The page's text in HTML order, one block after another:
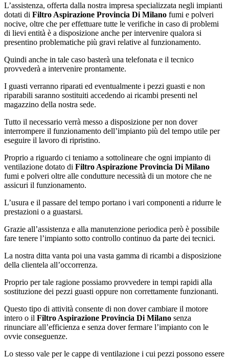
L’assistenza, offerta dalla nostra impresa specializzata negli impianti
dotati di Filtro Aspirazione Provincia Di Milano fumi e polveri
nocive, oltre che per effettuare tutte le verifiche in caso di problemi
di lievi entità è a disposizione anche per intervenire qualora si
presentino problematiche più gravi relative al funzionamento.
Quindi anche in tale caso basterà una telefonata e il tecnico
provvederà a intervenire prontamente.
I guasti verranno riparati ed eventualmente i pezzi guasti e non
riparabili saranno sostituiti accedendo ai ricambi presenti nel
magazzino della nostra sede.
Tutto il necessario verrà messo a disposizione per non dover
interrompere il funzionamento dell’impianto più del tempo utile per
eseguire il lavoro di ripristino.
Proprio a riguardo ci teniamo a sottolineare che ogni impianto di
ventilazione dotato di Filtro Aspirazione Provincia Di Milano
fumi e polveri oltre alle condutture necessità di un motore che ne
assicuri il funzionamento.
L’usura e il passare del tempo portano i vari componenti a ridurre le
prestazioni o a guastarsi.
Grazie all’assistenza e alla manutenzione periodica però è possibile
fare tenere l’impianto sotto controllo continuo da parte dei tecnici.
La nostra ditta vanta poi una vasta gamma di ricambi a disposizione
della clientela all’occorrenza.
Proprio per tale ragione possiamo provvedere in tempi rapidi alla
sostituzione dei pezzi guasti oppure non correttamente funzionanti.
Questo tipo di attività consente di non dover cambiare il motore
intero o il Filtro Aspirazione Provincia Di Milano senza
rinunciare all’efficienza e senza dover fermare l’impianto con le
ovvie conseguenze.
Lo stesso vale per le cappe di ventilazione i cui pezzi possono essere